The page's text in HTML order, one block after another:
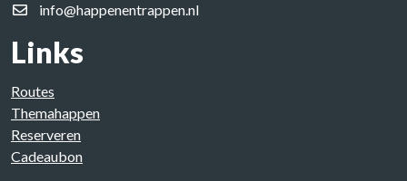
info@happenentrappen.nl
Links
Routes
Themahappen
Reserveren
Cadeaubon